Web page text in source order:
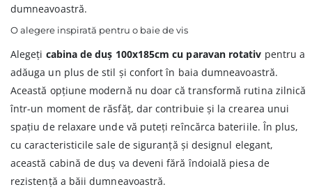
dumneavoastră.
O alegere inspirată pentru o baie de vis
Alegeți cabina de duș 100x185cm cu paravan rotativ pentru a
adăuga un plus de stil și confort în baia dumneavoastră.
Această opțiune modernă nu doar că transformă rutina zilnică
într-un moment de răsfăț, dar contribuie și la crearea unui
spațiu de relaxare unde vă puteți reîncărca bateriile. În plus,
cu caracteristicile sale de siguranță și designul elegant,
această cabină de duș va deveni fără îndoială piesa de
rezistență a băii dumneavoastră.